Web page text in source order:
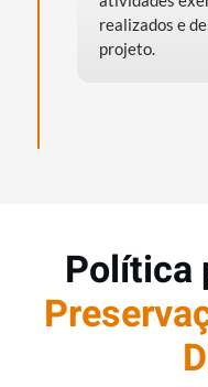
realizados e
projeto.
Política